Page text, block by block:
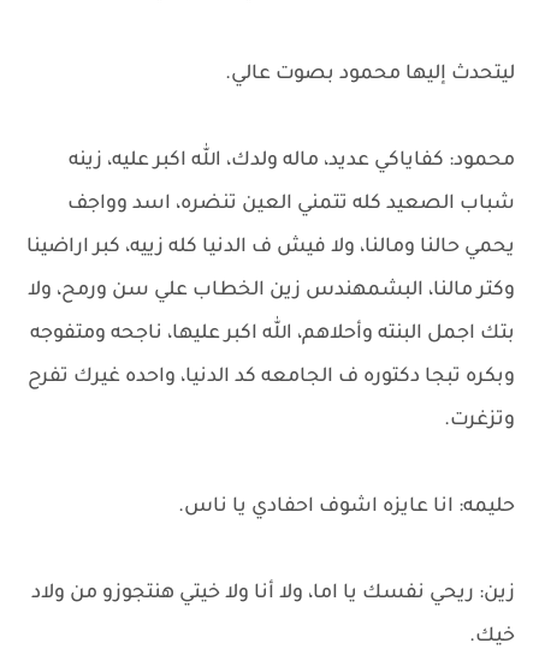
ليتحدث إليها محمود بصوت عالي.
محمود: كفاياكي عديد، ماله ولدك، الله اكبر عليه، زينه
شباب الصعيد كله تتمني العين تنضره، اسد وواجف
يحمي حالنا ومالنا، ولا فيش ف الدنيا كله زييه، كبر اراضينا
وكتر مالنا، البشمهندس زين الخطاب علي سن ورمح، ولا
بتك اجمل البنته وأحلاهم، الله اكبر عليها، ناجحه ومتفوجه
وبكره تبجا دكتوره ف الجامعه كد الدنيا، واحده غيرك تفرح
وتزغرت.
حليمه: انا عايزه اشوف احفادي يا ناس.
زين: ريحي نفسك يا اما، ولا أنا ولا خيتي هنتجوزو من ولاد
خيك.